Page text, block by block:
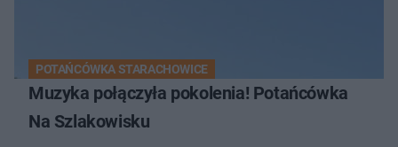
POTAŃCÓWKA STARACHOWICE
Muzyka połączyła pokolenia! Potańcówka
Na Szlakowisku